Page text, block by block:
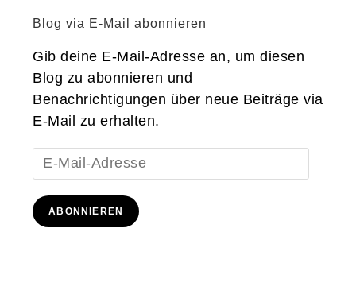
Blog via E-Mail abonnieren
Gib deine E-Mail-Adresse an, um diesen
Blog zu abonnieren und
Benachrichtigungen über neue Beiträge via
E-Mail zu erhalten.
E-
Mail-
Adresse
ABONNIEREN